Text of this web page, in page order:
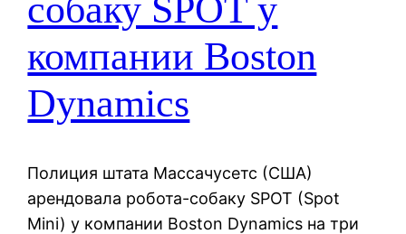
собаку SPOT у
компании Boston
Dynamics
Полиция штата Массачусетс (США)
арендовала робота-собаку SPOT (Spot
Mini) у компании Boston Dynamics на три